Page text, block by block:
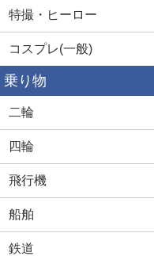
特撮・ヒーロー
コスプレ(一般)
乗り物
二輪
四輪
飛行機
船舶
鉄道